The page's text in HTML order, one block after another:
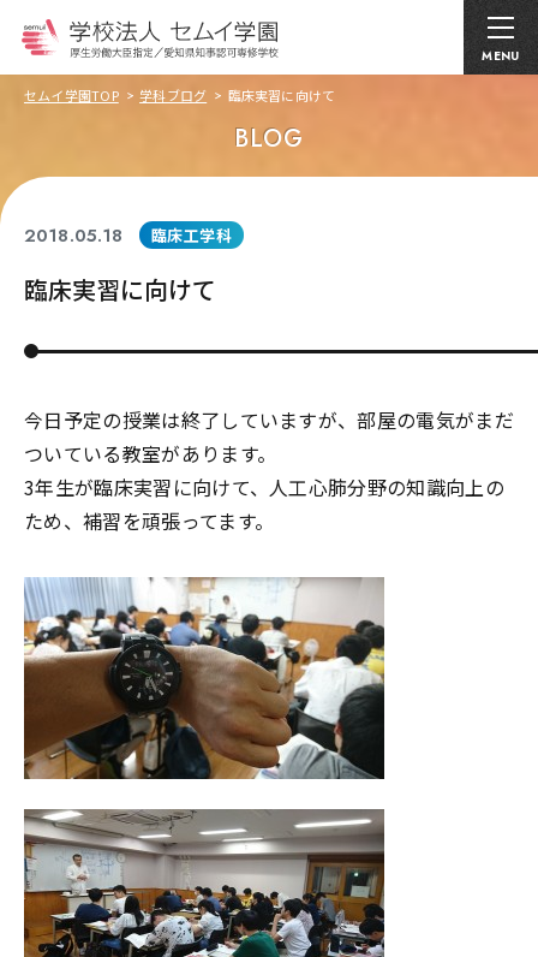
MENU
セムイ学園TOP 学科ブログ 臨床実習に向けて
BLOG
2018.05.18 臨床工学科
臨床実習に向けて
今日予定の授業は終了していますが、部屋の電気がまだ
ついている教室があります。
3年生が臨床実習に向けて、人工心肺分野の知識向上の
ため、補習を頑張ってます。